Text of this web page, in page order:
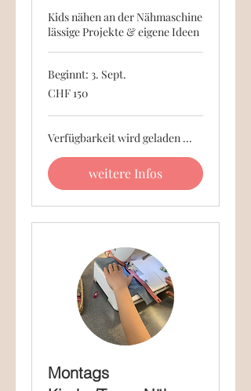
Kids nähen an der Nähmaschine
lässige Projekte & eigene Ideen
Beginnt: 3. Sept.
150
Schweizer
CHF 150
Verfügbarkeit wird geladen ...
weitere Infos
Montags